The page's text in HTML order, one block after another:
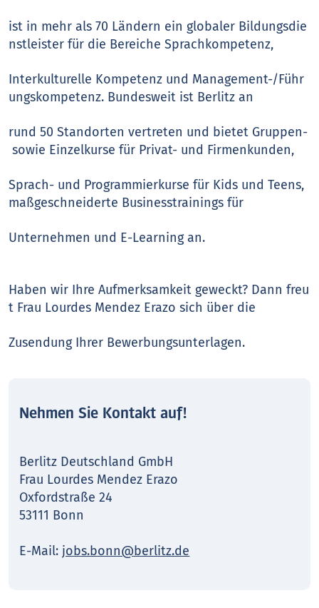
ist in mehr als 70 Ländern ein globaler Bildungsdie
nstleister für die Bereiche Sprachkompetenz,
Interkulturelle Kompetenz und Management-/Führ
ungskompetenz. Bundesweit ist Berlitz an
rund 50 Standorten vertreten und bietet Gruppen-
sowie Einzelkurse für Privat- und Firmenkunden,
Sprach- und Programmierkurse für Kids und Teens,
maßgeschneiderte Businesstrainings für
Unternehmen und E-Learning an.
Haben wir Ihre Aufmerksamkeit geweckt? Dann freu
t Frau Lourdes Mendez Erazo sich über die
Zusendung Ihrer Bewerbungsunterlagen.
Nehmen Sie Kontakt auf!
Berlitz Deutschland GmbH
Frau Lourdes Mendez Erazo
Oxfordstraße 24
53111 Bonn
E-Mail: jobs.bonn@berlitz.de